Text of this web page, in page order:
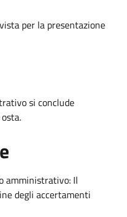
per la presentazione
si conclude
amministrativo: Il
degli accertamenti